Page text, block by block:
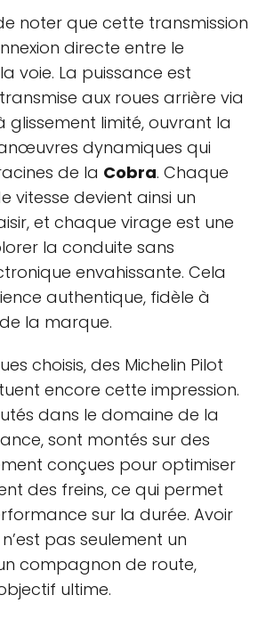
noter que cette transmission
directe entre le
voie. La puissance est
aux roues arrière via
glissement limité, ouvrant la
dynamiques qui
de la Cobra. Chaque
vitesse devient ainsi un
et chaque virage est une
la conduite sans
envahissante. Cela
authentique, fidèle à
la marque.
choisis, des Michelin Pilot
encore cette impression.
dans le domaine de la
sont montés sur des
conçues pour optimiser
des freins, ce qui permet
sur la durée. Avoir
pas seulement un
compagnon de route,
ultime.